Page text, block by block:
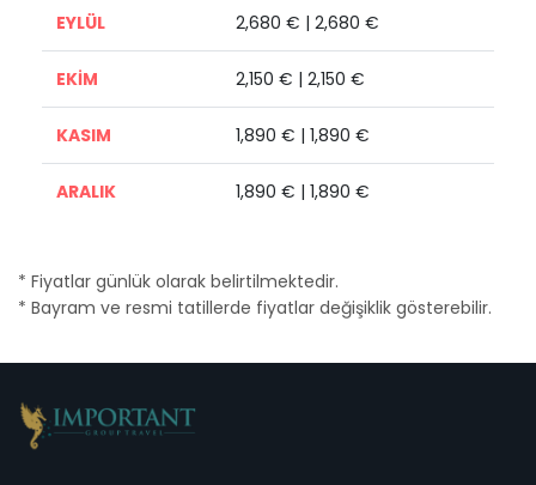
EYLÜL 2,680 € | 2,680 €
EKİM 2,150 € | 2,150 €
KASIM 1,890 € | 1,890 €
ARALIK 1,890 € | 1,890 €
* Fiyatlar günlük olarak belirtilmektedir.
* Bayram ve resmi tatillerde fiyatlar değişiklik gösterebilir.